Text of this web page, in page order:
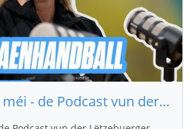
🎙️Handball ass méi - de Podcast vun der Lëtzebuerger Handballfederatioun